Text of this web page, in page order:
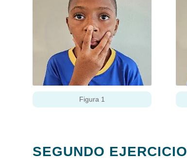
Figura 1
SEGUNDO EJERCICIO